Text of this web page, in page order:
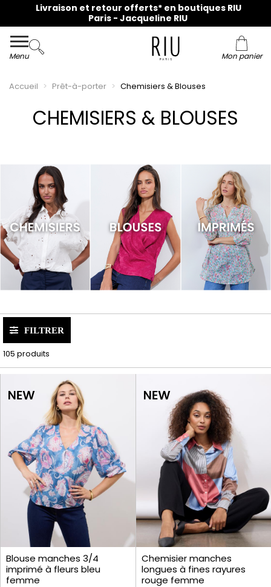
Collection du 36 au 48 en ligne et dans nos magasins !
Livraison et retour offerts* en boutiques RIU
Menu Mon panier
Accueil Prêt-à-porter Chemisiers & Blouses
CHEMISIERS & BLOUSES
FILTRER
105 produits
Blouse manches 3/4
imprimé à fleurs bleu
femme
Chemisier manches
longues à fines rayures
rouge femme